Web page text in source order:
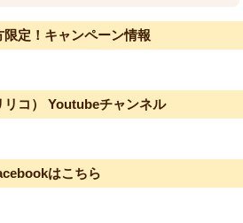
限定！キャンペーン情報
リコ） Youtubeチャンネル
はこちら